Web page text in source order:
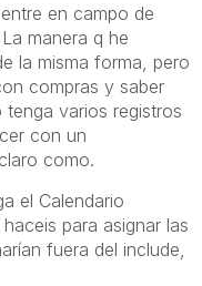
en campo de
manera q he
la misma forma, pero
compras y saber
varios registros
con un
como.
el Calendario
para asignar las
fuera del include,